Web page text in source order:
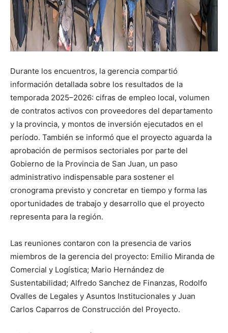
Durante los encuentros, la gerencia compartió
información detallada sobre los resultados de la
temporada 2025–2026: cifras de empleo local, volumen
de contratos activos con proveedores del departamento
y la provincia, y montos de inversión ejecutados en el
período. También se informó que el proyecto aguarda la
aprobación de permisos sectoriales por parte del
Gobierno de la Provincia de San Juan, un paso
administrativo indispensable para sostener el
cronograma previsto y concretar en tiempo y forma las
oportunidades de trabajo y desarrollo que el proyecto
representa para la región.
Las reuniones contaron con la presencia de varios
miembros de la gerencia del proyecto: Emilio Miranda de
Comercial y Logística; Mario Hernández de
Sustentabilidad; Alfredo Sanchez de Finanzas, Rodolfo
Ovalles de Legales y Asuntos Institucionales y Juan
Carlos Caparros de Construcción del Proyecto.